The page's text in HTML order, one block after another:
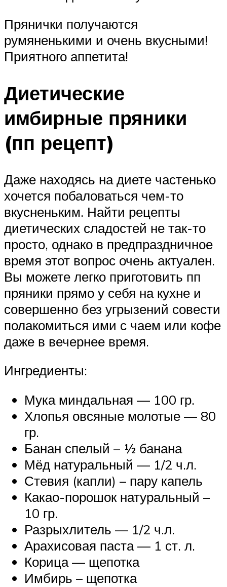
Прянички получаются
румяненькими и очень вкусными!
Приятного аппетита!
Диетические
имбирные пряники
(пп рецепт)
Даже находясь на диете частенько
хочется побаловаться чем-то
вкусненьким. Найти рецепты
диетических сладостей не так-то
просто, однако в предпраздничное
время этот вопрос очень актуален.
Вы можете легко приготовить пп
пряники прямо у себя на кухне и
совершенно без угрызений совести
полакомиться ими с чаем или кофе
даже в вечернее время.
Ингредиенты:
Мука миндальная — 100 гр.
Хлопья овсяные молотые — 80
гр.
Банан спелый – ½ банана
Мёд натуральный — 1/2 ч.л.
Стевия (капли) – пару капель
Какао-порошок натуральный –
10 гр.
Разрыхлитель — 1/2 ч.л.
Арахисовая паста — 1 ст. л.
Корица — щепотка
Имбирь – щепотка